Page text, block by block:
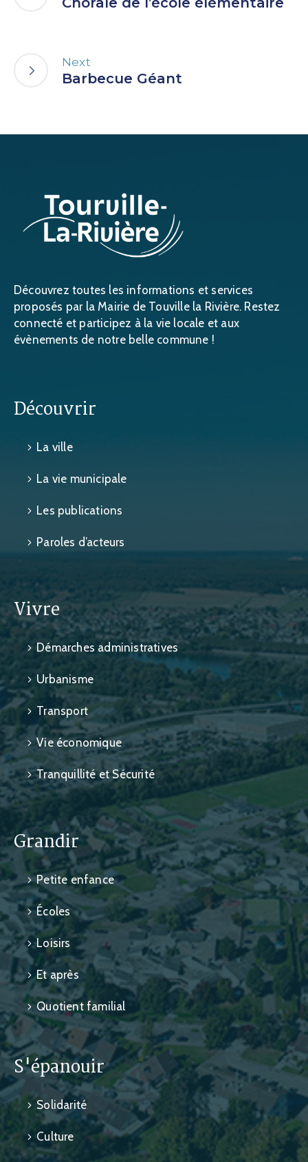
Next
Barbecue Géant
Découvrez toutes les informations et services
proposés par la Mairie de Touville la Rivière. Restez
connecté et participez à la vie locale et aux
évènements de notre belle commune !
Découvrir
La ville
La vie municipale
Les publications
Paroles d’acteurs
Vivre
Démarches administratives
Urbanisme
Transport
Vie économique
Tranquillité et Sécurité
Grandir
Petite enfance
Écoles
Loisirs
Et après
Quotient familial
S'épanouir
Solidarité
Culture